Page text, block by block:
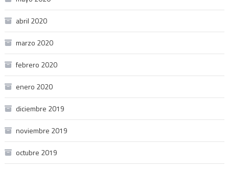
abril 2020
marzo 2020
febrero 2020
enero 2020
diciembre 2019
noviembre 2019
octubre 2019